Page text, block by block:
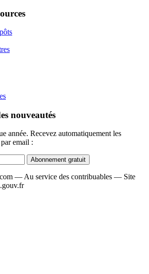
nouveautés
année. Recevez automatiquement les
email :
Abonnement gratuit
— Au service des contribuables — Site